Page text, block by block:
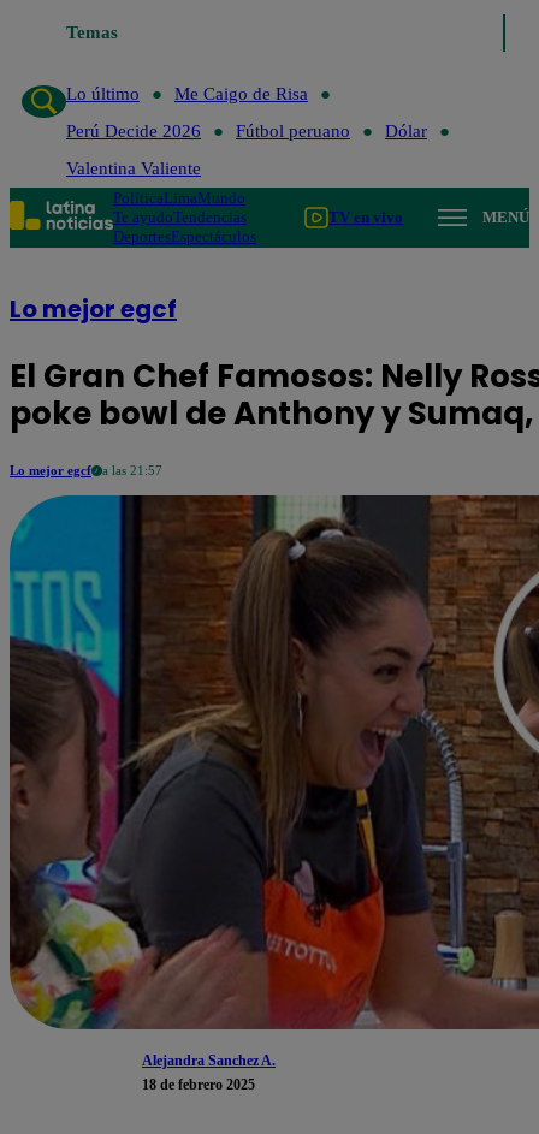
Temas
Lo último
Me Caigo de Risa
Perú Decide 2026
Fútbol peruano
Dólar
Valentina Valiente
PolíticaLimaMundo
Te ayudoTendencias
DeportesEspectáculos
TV en vivo MENÚ
Lo mejor egcf
El Gran Chef Famosos: Nelly
poke bowl de Anthony y
Lo mejor egcf a las 21:57
Alejandra Sanchez A.
18 de febrero 2025